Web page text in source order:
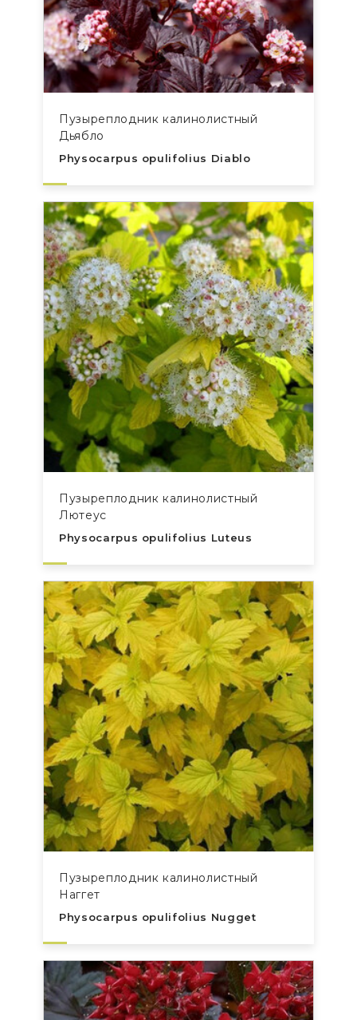
Пузыреплодник калинолистный
Дьябло
Physocarpus opulifolius Diablo
Пузыреплодник калинолистный
Лютеус
Physocarpus opulifolius Luteus
Пузыреплодник калинолистный
Наггет
Physocarpus opulifolius Nugget